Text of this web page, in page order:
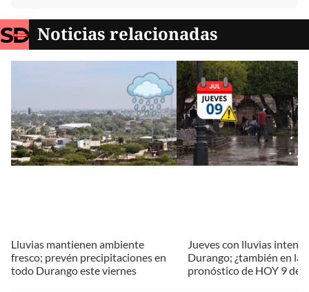
Noticias relacionadas
Lluvias mantienen ambiente
fresco; prevén precipitaciones en
todo Durango este viernes
Jueves con lluvias
Durango; ¿también en la
pronóstico de HOY 9 de